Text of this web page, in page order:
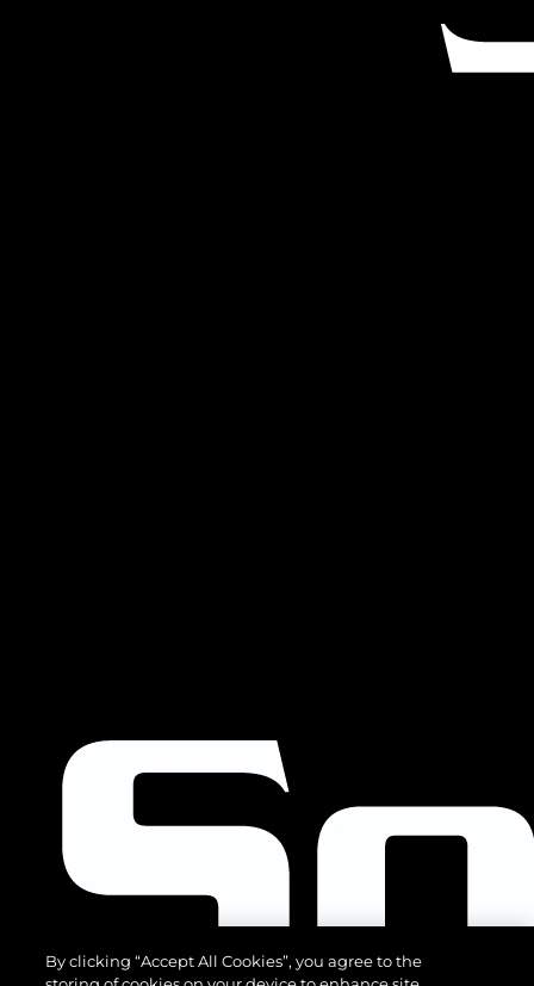
By clicking “Accept All Cookies”, you agree to the